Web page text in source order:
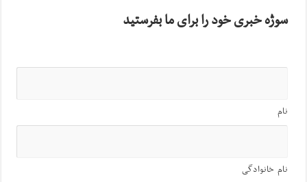
سوژه خبری خود را برای ما بفرستید
نام
نام خانوادگی